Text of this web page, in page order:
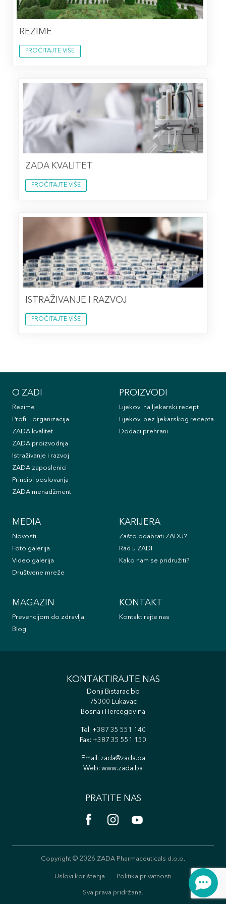
REZIME
PROČITAJTE VIŠE
ZADA KVALITET
PROČITAJTE VIŠE
ISTRAŽIVANJE I RAZVOJ
PROČITAJTE VIŠE
O ZADI
Rezime
Profil i organizacija
ZADA kvalitet
ZADA proizvodnja
Istraživanje i razvoj
ZADA zaposlenici
Principi poslovanja
ZADA menadžment
PROIZVODI
Lijekovi na ljekarski recept
Lijekovi bez ljekarskog recepta
Dodaci prehrani
MEDIA
Novosti
Foto galerija
Video galerija
Društvene mreže
KARIJERA
Zašto odabrati ZADU?
Rad u ZADI
Kako nam se pridružiti?
MAGAZIN
Prevencijom do zdravlja
Blog
KONTAKT
Kontaktirajte nas
KONTAKTIRAJTE NAS
Donji Bistarac bb
75300 Lukavac
Bosna i Hercegovina
Tel: +387 35 551 140
Fax: +387 35 551 150
Email: zada@zada.ba
Web: www.zada.ba
PRATITE NAS
Copyright © 2026 ZADA Pharmaceuticals d.o.o.
Uslovi korištenja Politika privatnosti
Sva prava pridržana.